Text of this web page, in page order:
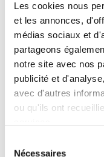
Les cookies nous
et les annonces,
médias sociaux et
partageons
notre site avec nos
publicité et
avec d'autres
ou qu'ils ont
Nécessaires
d'aliments. Sa
un choix idéal pour
niques et les
Découvrez